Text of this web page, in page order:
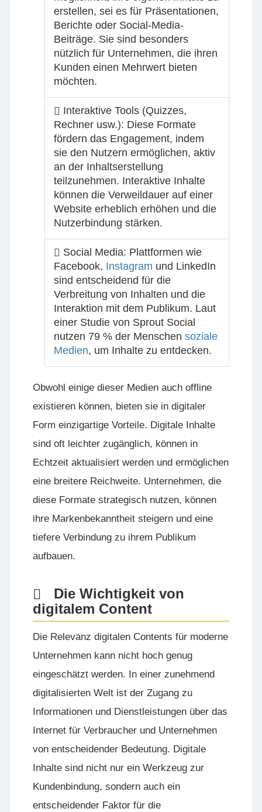
erstellen, sei es für Präsentationen,
Berichte oder Social-Media-
Beiträge. Sie sind besonders
nützlich für Unternehmen, die ihren
Kunden einen Mehrwert bieten
möchten.
Interaktive Tools (Quizzes,
Rechner usw.): Diese Formate
fördern das Engagement, indem
sie den Nutzern ermöglichen, aktiv
an der Inhaltserstellung
teilzunehmen. Interaktive Inhalte
können die Verweildauer auf einer
Website erheblich erhöhen und die
Nutzerbindung stärken.
Social Media: Plattformen wie
Facebook, Instagram und LinkedIn
sind entscheidend für die
Verbreitung von Inhalten und die
Interaktion mit dem Publikum. Laut
einer Studie von Sprout Social
nutzen 79 % der Menschen soziale
Medien, um Inhalte zu entdecken.
Obwohl einige dieser Medien auch offline
existieren können, bieten sie in digitaler
Form einzigartige Vorteile. Digitale Inhalte
sind oft leichter zugänglich, können in
Echtzeit aktualisiert werden und ermöglichen
eine breitere Reichweite. Unternehmen, die
diese Formate strategisch nutzen, können
ihre Markenbekanntheit steigern und eine
tiefere Verbindung zu ihrem Publikum
aufbauen.
Die Wichtigkeit von
digitalem Content
Die Relevanz digitalen Contents für moderne
Unternehmen kann nicht hoch genug
eingeschätzt werden. In einer zunehmend
digitalisierten Welt ist der Zugang zu
Informationen und Dienstleistungen über das
Internet für Verbraucher und Unternehmen
von entscheidender Bedeutung. Digitale
Inhalte sind nicht nur ein Werkzeug zur
Kundenbindung, sondern auch ein
entscheidender Faktor für die